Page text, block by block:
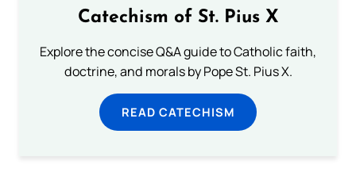
Catechism of St. Pius X
Explore the concise Q&A guide to Catholic faith,
doctrine, and morals by Pope St. Pius X.
READ CATECHISM